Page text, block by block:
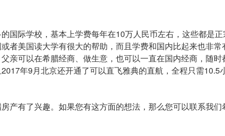
际学校，基本上学费每年在10万人民币左右，这些都是正
者美国读大学有很大的帮助，而且学费和国内比起来也非常
亲可以在希腊经商、做生意，也可以一直在国内经商，随时
年9月北京还开通了可以直飞雅典的直航，全程只需10.5
有了兴趣。如果您有这方面的想法，那么您可以联系我们